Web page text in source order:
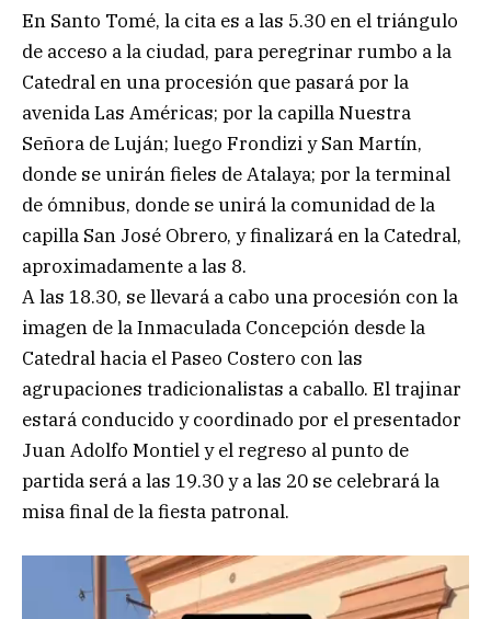
En Santo Tomé, la cita es a las 5.30 en el triángulo
de acceso a la ciudad, para peregrinar rumbo a la
Catedral en una procesión que pasará por la
avenida Las Américas; por la capilla Nuestra
Señora de Luján; luego Frondizi y San Martín,
donde se unirán fieles de Atalaya; por la terminal
de ómnibus, donde se unirá la comunidad de la
capilla San José Obrero, y finalizará en la Catedral,
aproximadamente a las 8.
A las 18.30, se llevará a cabo una procesión con la
imagen de la Inmaculada Concepción desde la
Catedral hacia el Paseo Costero con las
agrupaciones tradicionalistas a caballo. El trajinar
estará conducido y coordinado por el presentador
Juan Adolfo Montiel y el regreso al punto de
partida será a las 19.30 y a las 20 se celebrará la
misa final de la fiesta patronal.